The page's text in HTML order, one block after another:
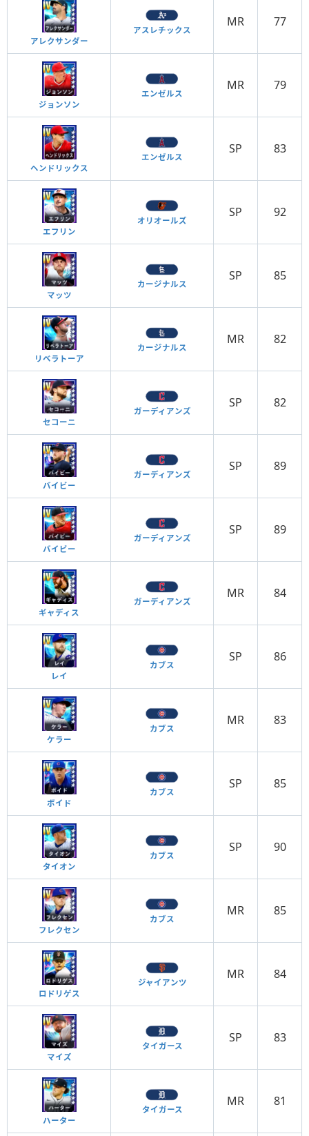
アレクサンダー
アスレチックス
MR 77
ジョンソン
エンゼルス
MR 79
ヘンドリックス
エンゼルス
SP 83
エフリン
オリオールズ
SP 92
マッツ
カージナルス
SP 85
リベラトーア
カージナルス
MR 82
セコーニ
ガーディアンズ
SP 82
バイビー
ガーディアンズ
SP 89
バイビー
ガーディアンズ
SP 89
ギャディス
ガーディアンズ
MR 84
レイ
カブス
SP 86
ケラー
カブス
MR 83
ボイド
カブス
SP 85
タイオン
カブス
SP 90
フレクセン
カブス
MR 85
ロドリゲス
ジャイアンツ
MR 84
マイズ
タイガース
SP 83
ハーター
タイガース
MR 81